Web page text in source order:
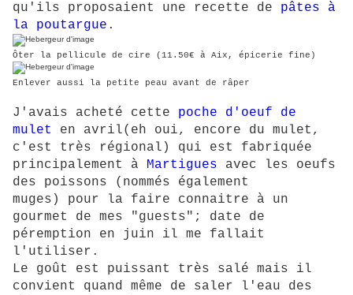
qu'ils proposaient une recette de pâtes à
la poutargue .
Ôter la pellicule de cire (11.50€ à Aix, épicerie fine)
Enlever aussi la petite peau avant de râper
J'avais acheté cette poche d'oeuf de
mulet
en avril(eh oui, encore du mulet,
c'est très régional) qui est fabriquée
principalement à Martigues avec les oeufs
des poissons (nommés également
muges) pour la faire connaitre à un
gourmet de mes "guests"; date de
péremption en juin il me fallait
l'utiliser.
Le goût est puissant très salé mais il
convient quand même de saler l'eau des